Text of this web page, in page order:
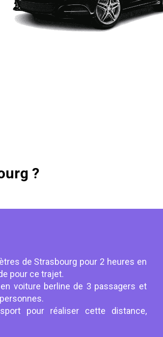
?
de Strasbourg pour 2 heures en
pour ce trajet.
voiture berline de 3 passagers et
pour réaliser cette distance,